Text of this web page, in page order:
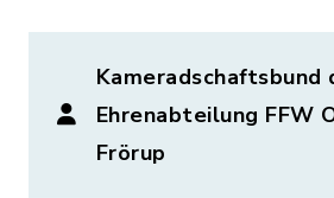
Kameradschaftsbund
Ehrenabteilung FFW
Frörup